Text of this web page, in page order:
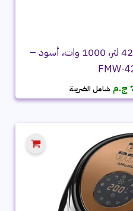
ميكروويف ديجيتال فريش، 42 لتر، 1000 وات، أسود –
FMW-
ج.م السعر
الحالي
7,839 ج.م.
شامل الضريبة